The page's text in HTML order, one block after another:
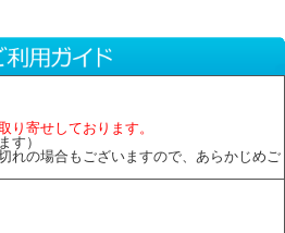
り寄せしております。
す）
れの場合もございますので、あらかじめご